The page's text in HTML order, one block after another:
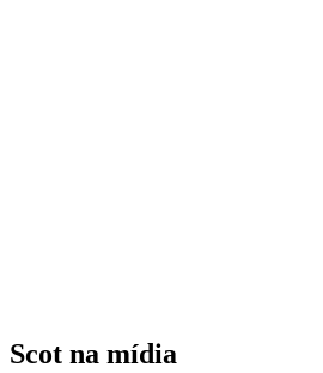
Scot na mídia